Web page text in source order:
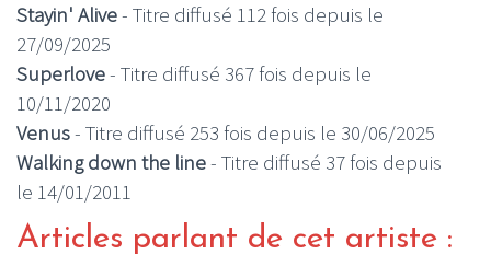
Stayin' Alive- Titre diffusé 112 fois depuis le
27/09/2025
Superlove- Titre diffusé 367 fois depuis le
10/11/2020
Venus- Titre diffusé 253 fois depuis le 30/06/2025
Walking down the line- Titre diffusé 37 fois depuis
le 14/01/2011
Articles parlant de cet artiste :